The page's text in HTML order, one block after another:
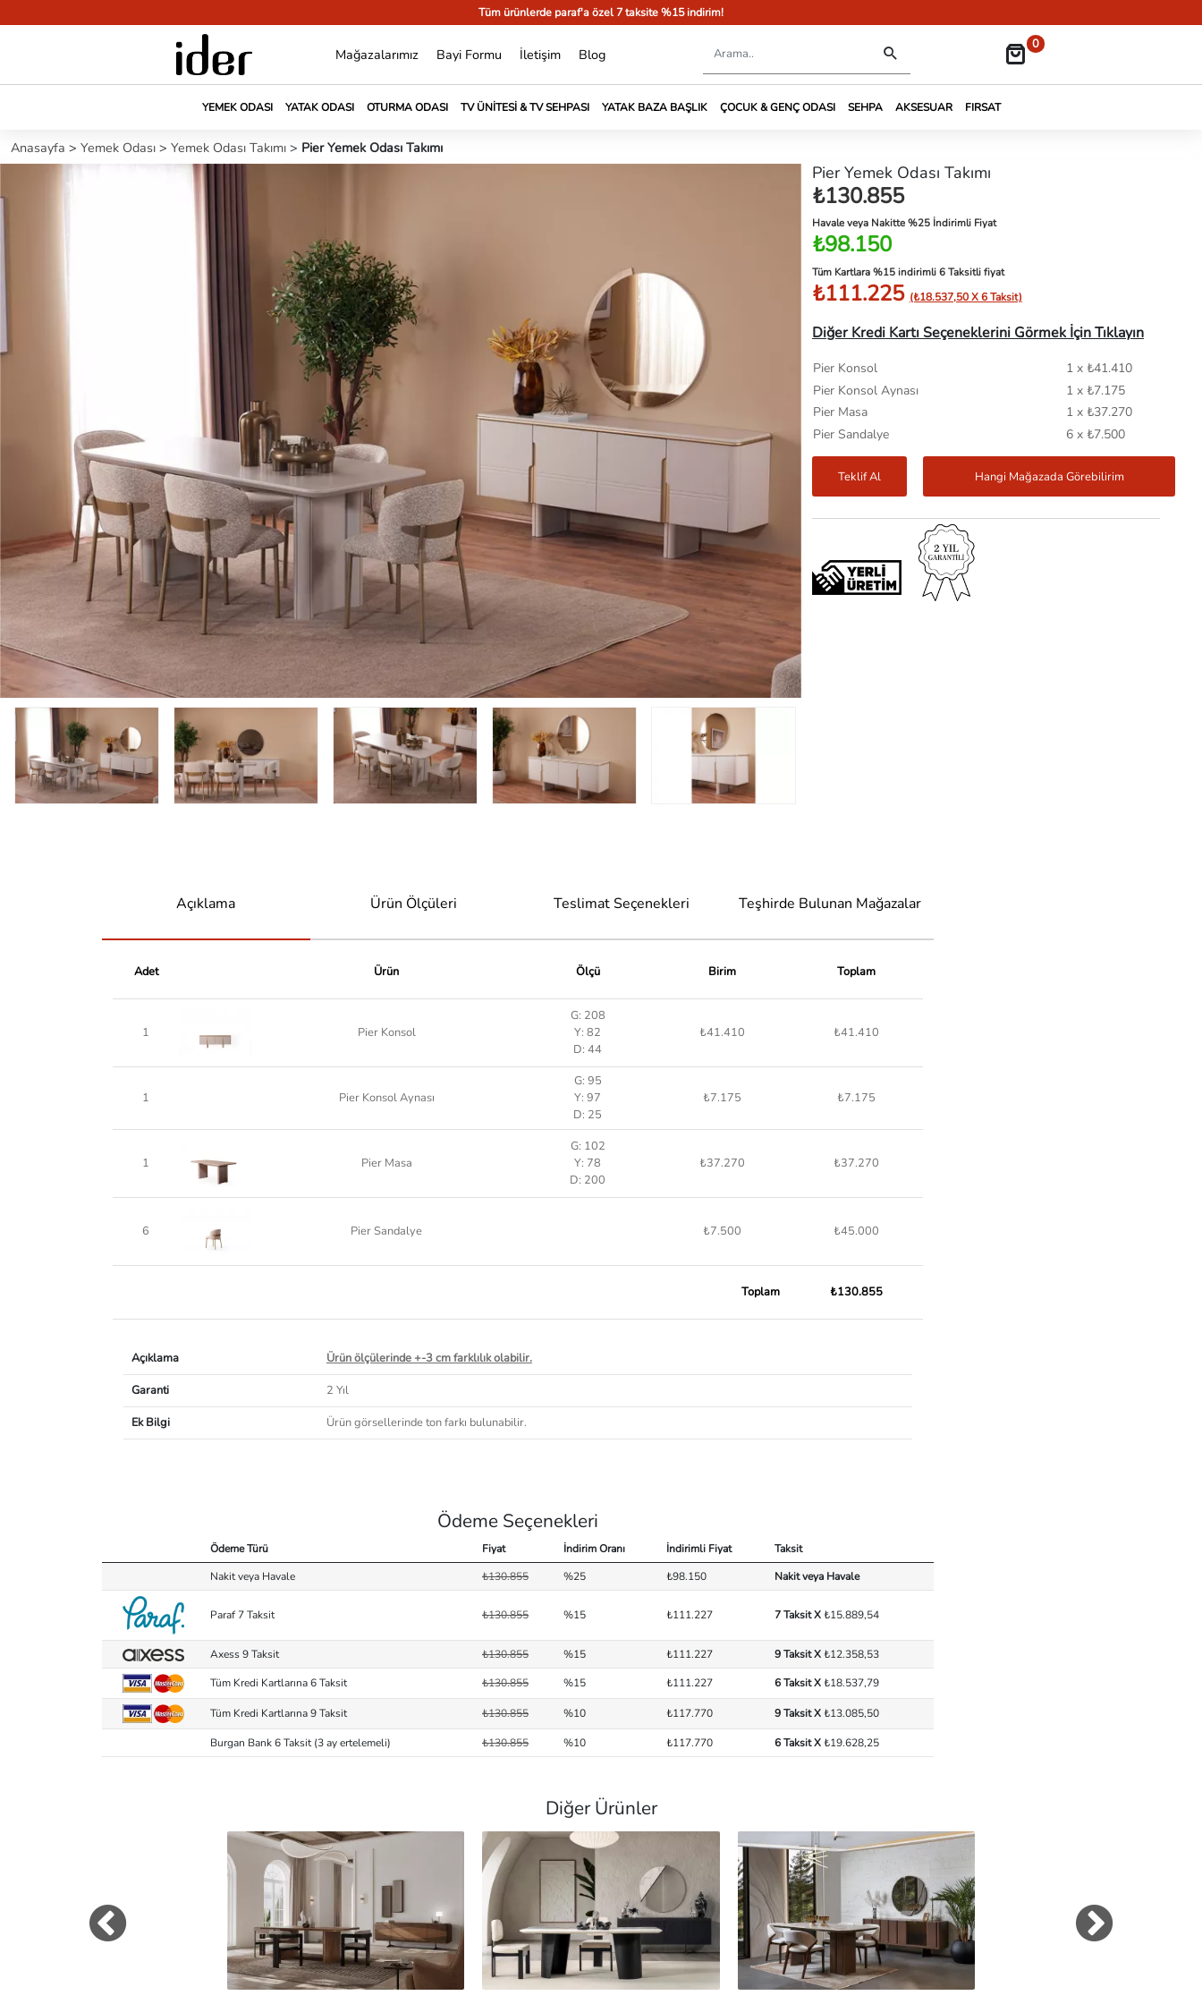
Tüm ürünlerde paraf'a özel 7 taksite %15 indirim!
Mağazalarımız Bayi Formu İletişim Blog
0
YEMEK ODASI YATAK ODASI OTURMA ODASI TV ÜNITESI & TV SEHPASI YATAK BAZA BAŞLIK ÇOCUK & GENÇ ODASI SEHPA AKSESUAR FIRSAT
Anasayfa > Yemek Odası > Yemek Odası Takımı > Pier Yemek Odası Takımı
Pier Yemek Odası Takımı
₺130.855
Havale veya Nakitte %25 İndirimli Fiyat
₺98.150
Tüm Kartlara %15 indirimli 6 Taksitli fiyat
₺111.225 (₺18.537,50 X 6 Taksit)
Diğer Kredi Kartı Seçeneklerini Görmek İçin Tıklayın
Pier Konsol
1 x ₺41.410
Pier Konsol Aynası
1 x ₺7.175
Pier Masa
1 x ₺37.270
Pier Sandalye
6 x ₺7.500
Teklif Al Hangi Mağazada Görebilirim
Açıklama Ürün Ölçüleri Teslimat Seçenekleri Teşhirde Bulunan Mağazalar
Adet Ürün Ölçü Birim Toplam
1 Pier Konsol
G: 208
Y: 82
D: 44
₺41.410 ₺41.410
1 Pier Konsol Aynası
G: 95
Y: 97
D: 25
₺7.175 ₺7.175
1 Pier Masa
G: 102
Y: 78
D: 200
₺37.270 ₺37.270
6 Pier Sandalye ₺7.500 ₺45.000
Toplam ₺130.855
Açıklama
Ürün ölçülerinde +-3 cm farklılık olabilir.
Garanti
2 Yıl
Ek Bilgi
Ürün görsellerinde ton farkı bulunabilir.
Ödeme Seçenekleri
Ödeme Türü Fiyat İndirim Oranı İndirimli Fiyat
Taksit
Nakit veya Havale
₺130.855 %25 ₺98.150 Nakit veya Havale
Paraf 7 Taksit ₺130.855 %15 ₺111.227 7 Taksit X₺15.889,54
Axess 9 Taksit ₺130.855 %15 ₺111.227 9 Taksit X₺12.358,53
Tüm Kredi Kartlarına 6 Taksit
₺130.855 %15 ₺111.227 6 Taksit X₺18.537,79
Tüm Kredi Kartlarına 9 Taksit ₺130.855 %10 ₺117.770 9 Taksit X₺13.085,50
Burgan Bank 6 Taksit (3 ay ertelemeli) ₺130.855 %10 ₺117.770 6 Taksit X₺19.628,25
Diğer Ürünler